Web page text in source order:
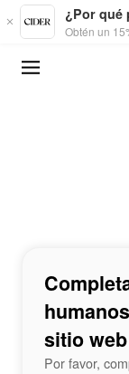
Skip to main content
¿Por qué
Obtén un
sitio web
Por favor,